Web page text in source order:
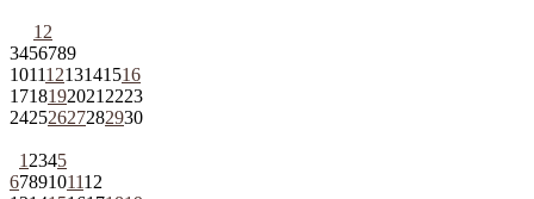
1 2
3456789
10111213141516
1718192021 2223
24252627282930
1 2345
6789101112